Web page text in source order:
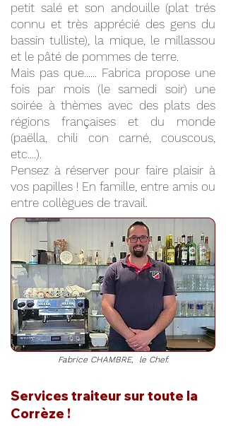
petit salé et son andouille (plat trés
connu et très apprécié des gens du
bassin tulliste), la mique, le millassou
et le pâté de pommes de terre.
Mais pas que...... Fabrica propose une
fois par mois (le samedi soir) une
soirée à thèmes avec des plats des
régions françaises et du monde
(paëlla, chili con carné, couscous,
etc....).
Pensez à réserver pour faire plaisir à
vos papilles ! En famille, entre amis ou
entre collègues de travail.
Fabrice CHAMBRE, le Chef.
Services traiteur sur toute la
Corrèze !